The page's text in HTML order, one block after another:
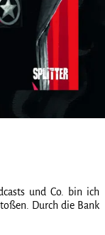
und Co. bin ich
Durch die Bank